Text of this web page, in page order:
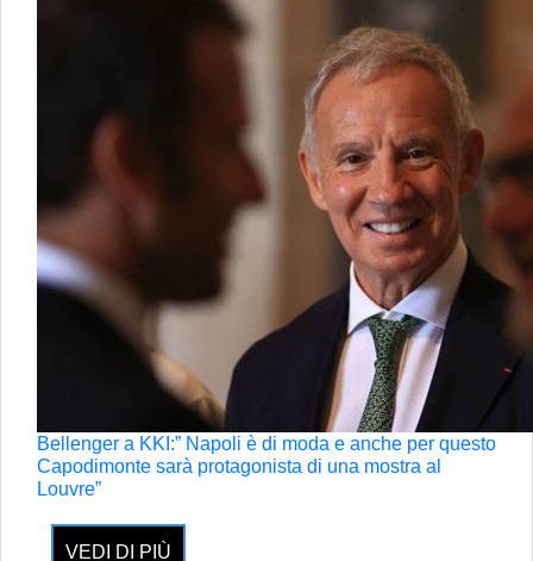
Bellenger a KKI:” Napoli è di moda e anche per questo
Capodimonte sarà protagonista di una mostra al
Louvre”
VEDI DI PIÙ